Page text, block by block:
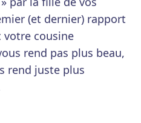
(et dernier) rapport
votre cousine
rend pas plus beau,
rend juste plus